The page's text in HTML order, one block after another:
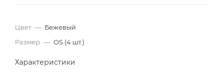
Цвет — Бежевый
Размер — OS (4 шт.)
Характеристики